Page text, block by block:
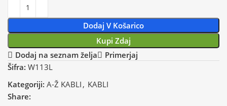
Dodaj V Košarico
Kupi Zdaj
Dodaj na seznam želja
Primerjaj
Šifra: W113L
Kategoriji: A-Ž KABLI , KABLI
Share: